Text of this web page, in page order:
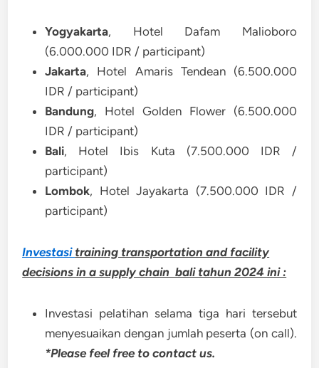
Yogyakarta, Hotel Dafam Malioboro
(6.000.000 IDR / participant)
Jakarta, Hotel Amaris Tendean (6.500.000
IDR / participant)
Bandung, Hotel Golden Flower (6.500.000
IDR / participant)
Bali, Hotel Ibis Kuta (7.500.000 IDR /
participant)
Lombok, Hotel Jayakarta (7.500.000 IDR /
participant)
Investasi training transportation and facility
decisions in a supply chain bali tahun 2024 ini :
Investasi pelatihan selama tiga hari tersebut
menyesuaikan dengan jumlah peserta (on call).
*Please feel free to contact us.